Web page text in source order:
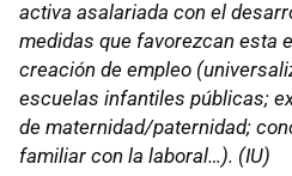
activa asalariada con el
medidas que favorezcan esta
creación de empleo
escuelas infantiles públicas;
de maternidad/paternidad;
familiar con la laboral…). (IU)